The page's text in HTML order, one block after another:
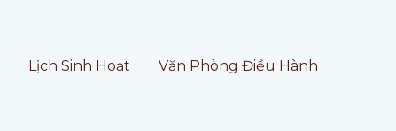
Lịch Sinh Hoạt Văn Phòng Điều Hành